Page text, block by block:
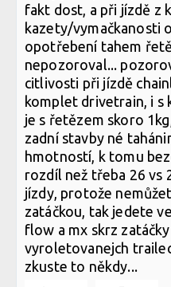
fakt dost, a při jízdě z
kazety/vymačkanosti
opotřebení tahem
nepozoroval...
citlivosti při jízdě
komplet drivetrain, i s
je s řetězem skoro
zadní stavby né
hmotností, k tomu
rozdíl než třeba 26 vs
jízdy, protože
zatáčkou, tak jedete
flow a mx skrz
vyroletovanejch
zkuste to někdy...